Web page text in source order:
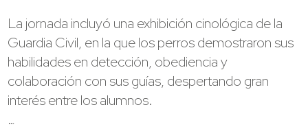
La jornada incluyó una exhibición cinológica de la
Guardia Civil, en la que los perros demostraron sus
habilidades en detección, obediencia y
colaboración con sus guías, despertando gran
interés entre los alumnos.
…